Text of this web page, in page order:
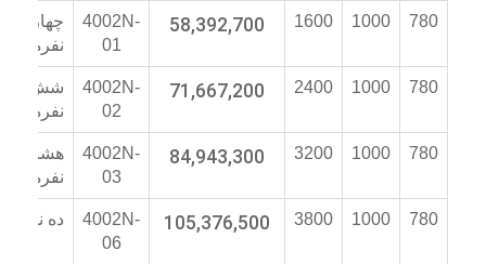
780
1000
1600
58,392,700
4002N-
01
چهار
نفره
780
1000
2400
71,667,200
4002N-
02
شش
نفره
780
1000
3200
84,943,300
4002N-
03
هشت
نفره
780
1000
3800
105,376,500
4002N-
06
ده نفره